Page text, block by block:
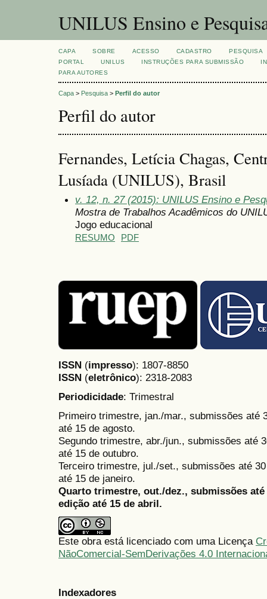
UNILUS Ensino e
CAPA SOBRE ACESSO CADASTRO
PESQUISA
PORTAL
UNILUS INSTRUÇÕES PARA SUBMISSÃO
PARA AUTORES
Capa > Pesquisa > Perfil do autor
Perfil do autor
Fernandes, Letícia Chagas,
Lusíada (UNILUS), Brasil
v. 12, n. 27 (2015): UNILUS Ensino e
Mostra de Trabalhos Acadêmicos do
Jogo educacional
RESUMO PDF
ISSN (impresso): 1807-8850
ISSN (eletrônico): 2318-2083
Periodicidade: Trimestral
Primeiro trimestre, jan./mar., submissões até
até 15 de agosto.
Segundo trimestre, abr./jun., submissões até
até 15 de outubro.
Terceiro trimestre, jul./set., submissões até
até 15 de janeiro.
Quarto trimestre, out./dez., submissões
edição até 15 de abril.
Este obra está licenciado com uma Licença
NãoComercial-SemDerivações 4.0
Indexadores